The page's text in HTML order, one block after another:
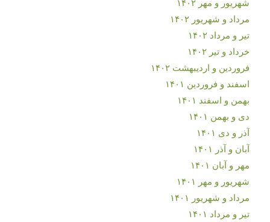
مرداد و شهریور ۱۴۰۲
تیر و مرداد ۱۴۰۲
خرداد و تیر ۱۴۰۲
فروردین و اردیبهشت ۱۴۰۲
اسفند و فروردین ۱۴۰۱
بهمن و اسفند ۱۴۰۱
دی و بهمن ۱۴۰۱
آذر و دی ۱۴۰۱
آبان و آذر ۱۴۰۱
مهر و آبان ۱۴۰۱
شهریور و مهر ۱۴۰۱
مرداد و شهریور ۱۴۰۱
تیر و مرداد ۱۴۰۱